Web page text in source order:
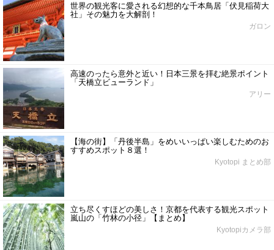
世界の観光客に愛される幻想的な千本鳥居「伏見稲荷大
社」その魅力を大解剖！
ガロン
高速のったら意外と近い！日本三景を拝む絶景ポイント
「天橋立ビューランド」
アリー
【海の街】「丹後半島」をめいいっぱい楽しむためのお
すすめスポット８選！
Kyotopi まとめ部
立ち尽くすほどの美しさ！京都を代表する観光スポット
嵐山の「竹林の小径」【まとめ】
Kyotopiカメラ部